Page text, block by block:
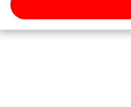
ส่วนของผู้ถือหุ้นเท่ากับ
สินที่มีภาระดอกเบี้ยสุทธิ